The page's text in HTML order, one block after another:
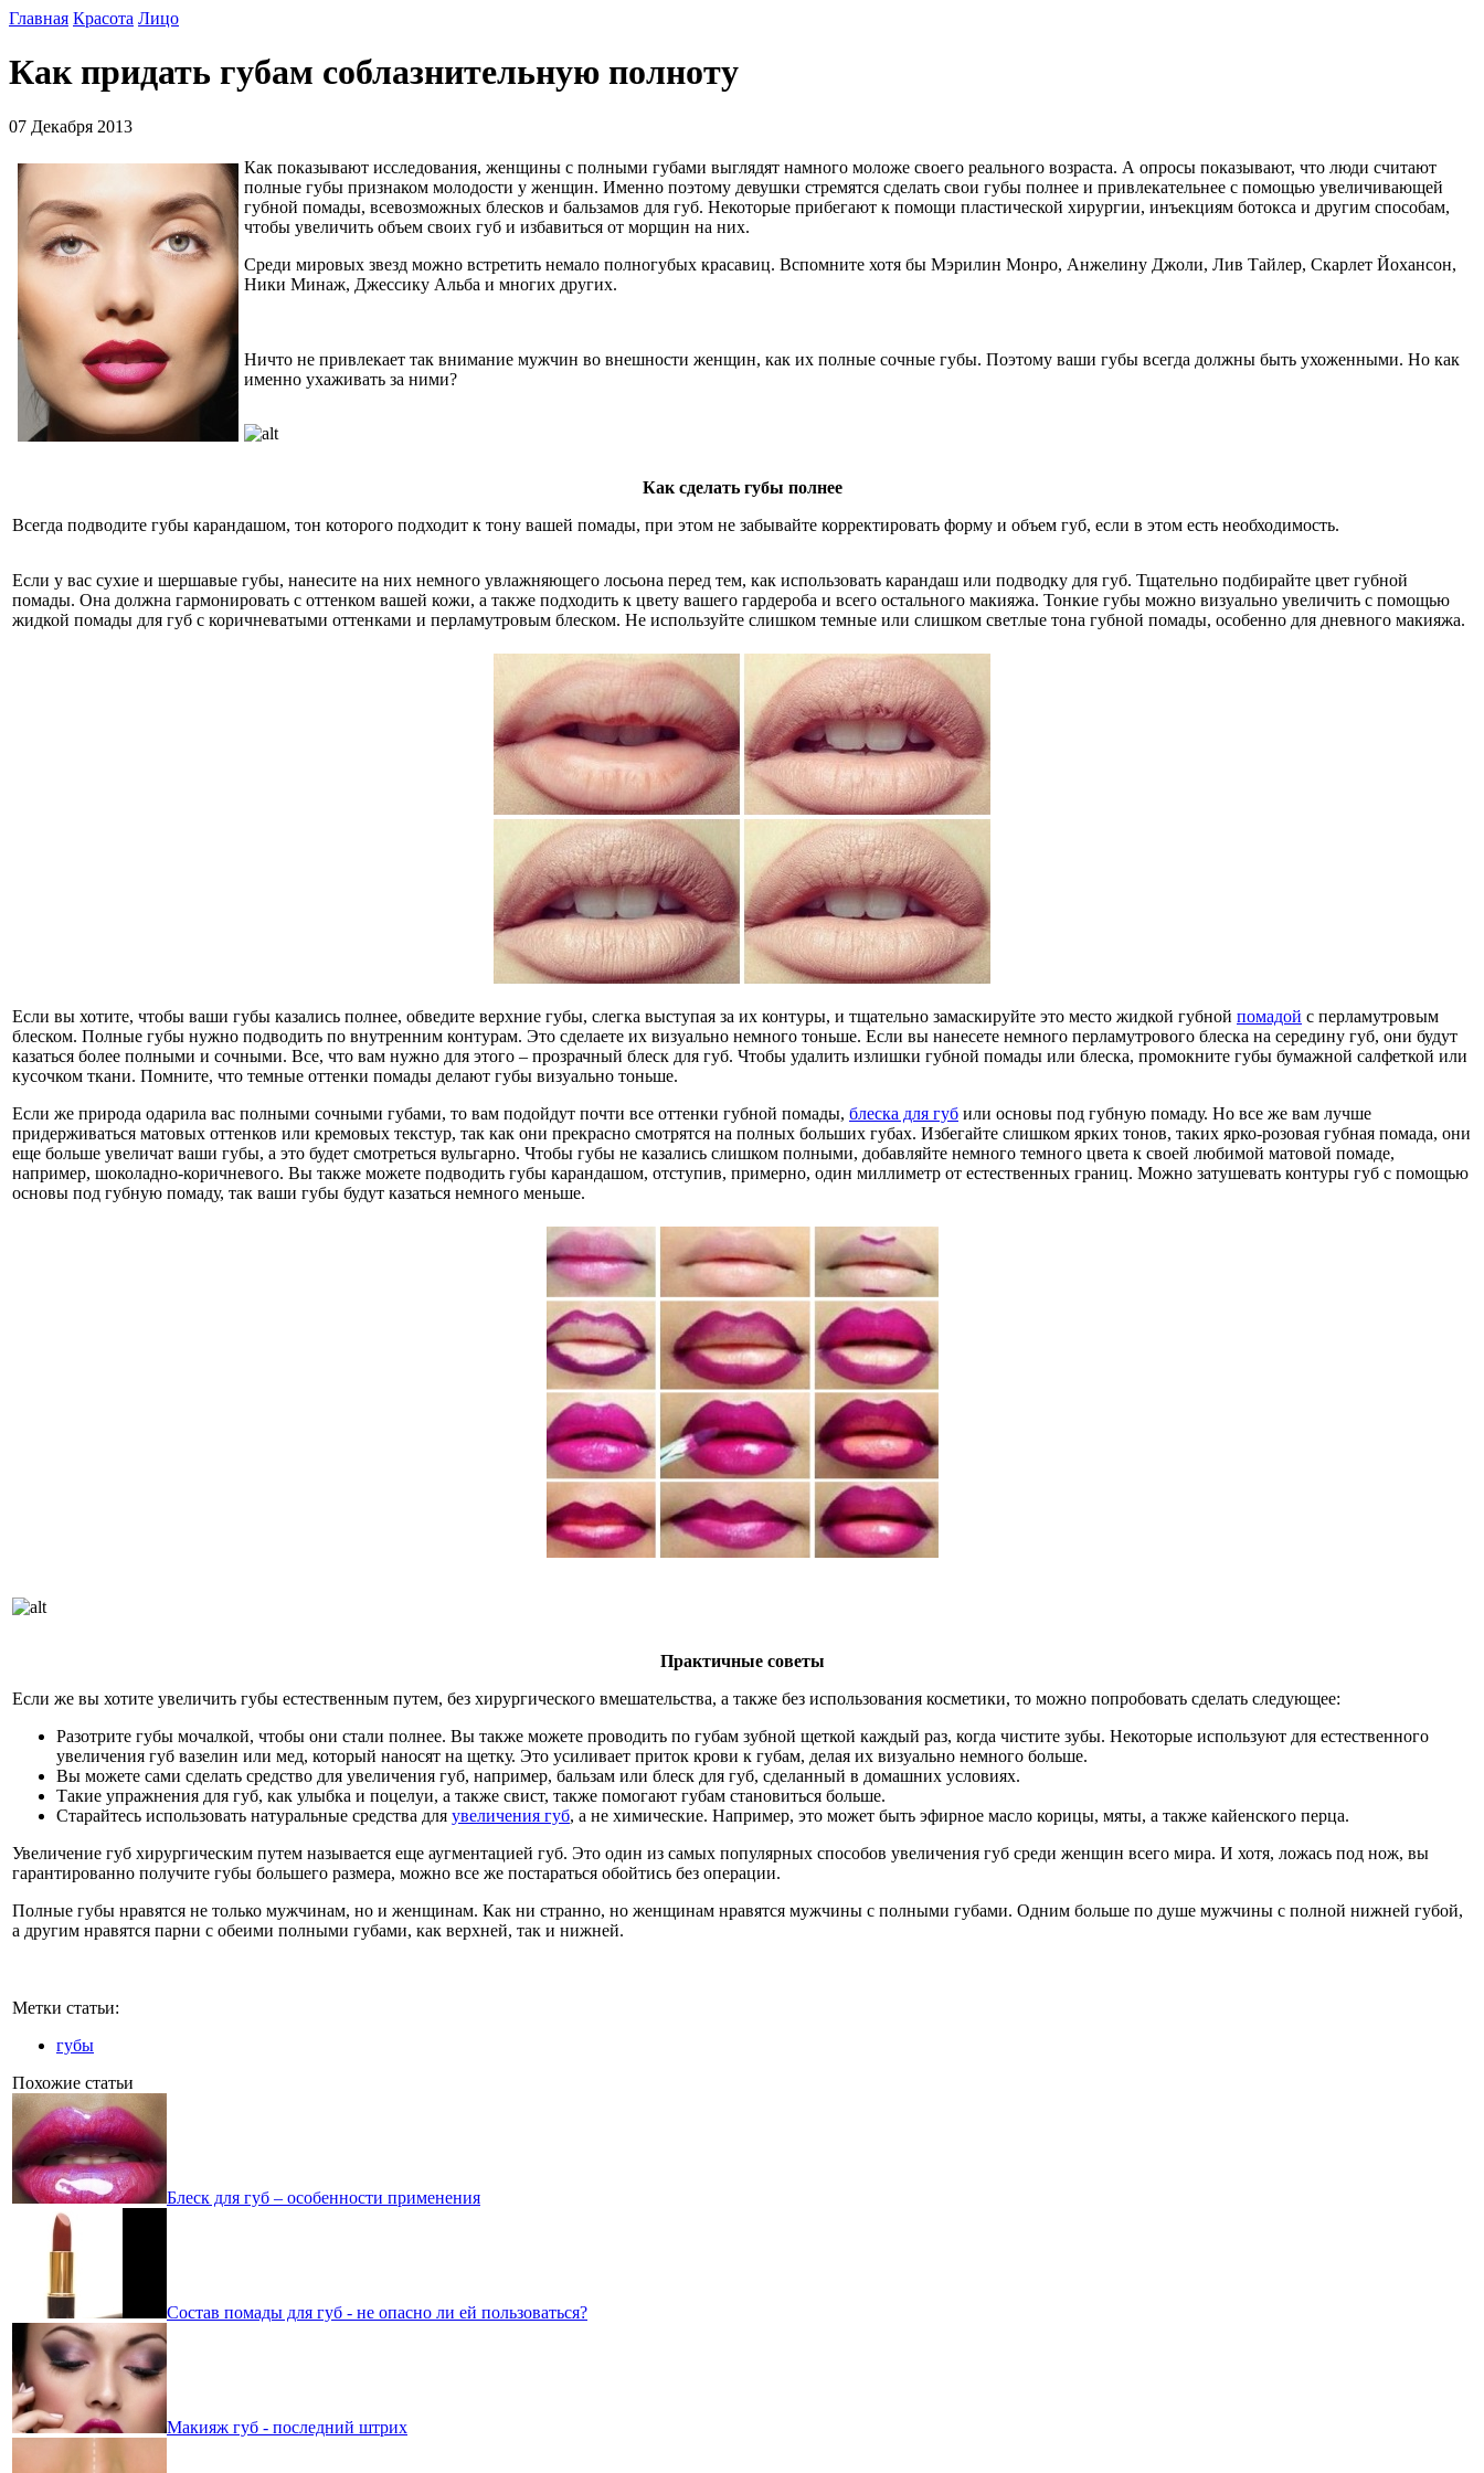
Главная Красота Лицо
Как придать губам соблазнительную полноту
07 Декабря 2013
Как показывают исследования, женщины с полными губами выглядят намного моложе своего реального возраста. А опросы показывают, что люди считают
полные губы признаком молодости у женщин. Именно поэтому девушки стремятся сделать свои губы полнее и привлекательнее с помощью увеличивающей
губной помады, всевозможных блесков и бальзамов для губ. Некоторые прибегают к помощи пластической хирургии, инъекциям ботокса и другим способам,
чтобы увеличить объем своих губ и избавиться от морщин на них.
Среди мировых звезд можно встретить немало полногубых красавиц. Вспомните хотя бы Мэрилин Монро, Анжелину Джоли, Лив Тайлер, Скарлет Йохансон,
Ники Минаж, Джессику Альба и многих других.
Ничто не привлекает так внимание мужчин во внешности женщин, как их полные сочные губы. Поэтому ваши губы всегда должны быть ухоженными. Но как
именно ухаживать за ними?
Как сделать губы полнее
Всегда подводите губы карандашом, тон которого подходит к тону вашей помады, при этом не забывайте корректировать форму и объем губ, если в этом есть необходимость.
Если у вас сухие и шершавые губы, нанесите на них немного увлажняющего лосьона перед тем, как использовать карандаш или подводку для губ. Тщательно подбирайте цвет губной
помады. Она должна гармонировать с оттенком вашей кожи, а также подходить к цвету вашего гардероба и всего остального макияжа. Тонкие губы можно визуально увеличить с помощью
жидкой помады для губ с коричневатыми оттенками и перламутровым блеском. Не используйте слишком темные или слишком светлые тона губной помады, особенно для дневного макияжа.
Если вы хотите, чтобы ваши губы казались полнее, обведите верхние губы, слегка выступая за их контуры, и тщательно замаскируйте это место жидкой губной помадой с перламутровым
блеском. Полные губы нужно подводить по внутренним контурам. Это сделаете их визуально немного тоньше. Если вы нанесете немного перламутрового блеска на середину губ, они будут
казаться более полными и сочными. Все, что вам нужно для этого – прозрачный блеск для губ. Чтобы удалить излишки губной помады или блеска, промокните губы бумажной салфеткой или
кусочком ткани. Помните, что темные оттенки помады делают губы визуально тоньше.
Если же природа одарила вас полными сочными губами, то вам подойдут почти все оттенки губной помады, блеска для губ или основы под губную помаду. Но все же вам лучше
придерживаться матовых оттенков или кремовых текстур, так как они прекрасно смотрятся на полных больших губах. Избегайте слишком ярких тонов, таких ярко-розовая губная помада, они
еще больше увеличат ваши губы, а это будет смотреться вульгарно. Чтобы губы не казались слишком полными, добавляйте немного темного цвета к своей любимой матовой помаде,
например, шоколадно-коричневого. Вы также можете подводить губы карандашом, отступив, примерно, один миллиметр от естественных границ. Можно затушевать контуры губ с помощью
основы под губную помаду, так ваши губы будут казаться немного меньше.
Практичные советы
Если же вы хотите увеличить губы естественным путем, без хирургического вмешательства, а также без использования косметики, то можно попробовать сделать следующее:
Разотрите губы мочалкой, чтобы они стали полнее. Вы также можете проводить по губам зубной щеткой каждый раз, когда чистите зубы. Некоторые используют для естественного
увеличения губ вазелин или мед, который наносят на щетку. Это усиливает приток крови к губам, делая их визуально немного больше.
Вы можете сами сделать средство для увеличения губ, например, бальзам или блеск для губ, сделанный в домашних условиях.
Такие упражнения для губ, как улыбка и поцелуи, а также свист, также помогают губам становиться больше.
Старайтесь использовать натуральные средства для увеличения губ, а не химические. Например, это может быть эфирное масло корицы, мяты, а также кайенского перца.
Увеличение губ хирургическим путем называется еще аугментацией губ. Это один из самых популярных способов увеличения губ среди женщин всего мира. И хотя, ложась под нож, вы
гарантированно получите губы большего размера, можно все же постараться обойтись без операции.
Полные губы нравятся не только мужчинам, но и женщинам. Как ни странно, но женщинам нравятся мужчины с полными губами. Одним больше по душе мужчины с полной нижней губой,
а другим нравятся парни с обеими полными губами, как верхней, так и нижней.
Метки статьи:
губы
Похожие статьи
Блеск для губ – особенности применения
Состав помады для губ - не опасно ли ей пользоваться?
Макияж губ - последний штрих